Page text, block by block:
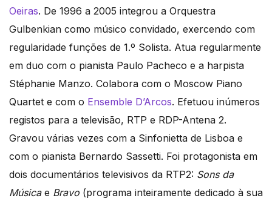
Oeiras. De 1996 a 2005 integrou a Orquestra
Gulbenkian como músico convidado, exercendo com
regularidade funções de 1.º Solista. Atua regularmente
em duo com o pianista Paulo Pacheco e a harpista
Stéphanie Manzo. Colabora com o Moscow Piano
Quartet e com o Ensemble D’Arcos. Efetuou inúmeros
registos para a televisão, RTP e RDP-Antena 2.
Gravou várias vezes com a Sinfonietta de Lisboa e
com o pianista Bernardo Sassetti. Foi protagonista em
dois documentários televisivos da RTP2: Sons da
Músicae Bravo (programa inteiramente dedicado à sua